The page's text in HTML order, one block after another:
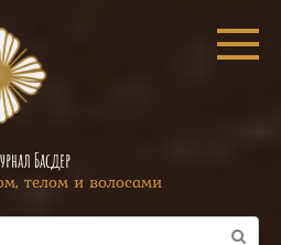
Басдер
телом и волосами